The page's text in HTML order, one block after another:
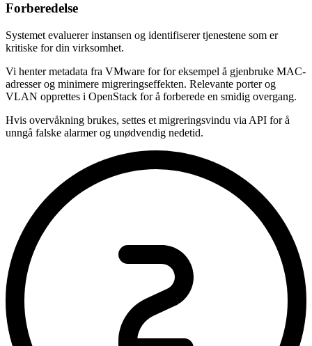
Forberedelse
Systemet evaluerer instansen og identifiserer tjenestene som er
kritiske for din virksomhet.
Vi henter metadata fra VMware for for eksempel å gjenbruke MAC-
adresser og minimere migreringseffekten. Relevante porter og
VLAN opprettes i OpenStack for å forberede en smidig overgang.
Hvis overvåkning brukes, settes et migreringsvindu via API for å
unngå falske alarmer og unødvendig nedetid.